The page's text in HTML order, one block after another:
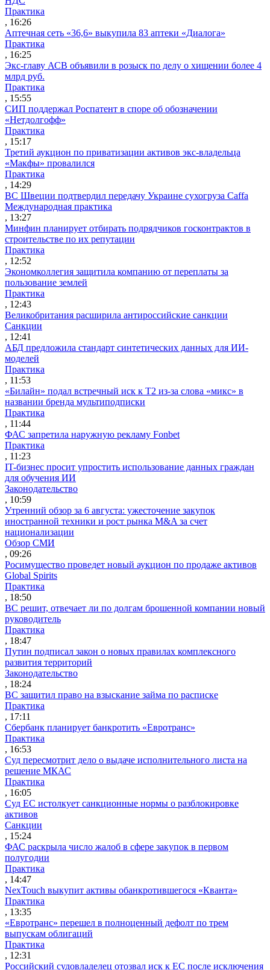
Практика
, 16:26
Аптечная сеть «36,6» выкупила 83 аптеки «Диалога»
Практика
, 16:25
Экс-главу АСВ объявили в розыск по делу о хищении более 4
млрд руб.
Практика
, 15:55
СИП поддержал Роспатент в споре об обозначении
«Нетдолгофф»
Практика
, 15:17
Третий аукцион по приватизации активов экс-владельца
«Макфы» провалился
Практика
, 14:29
ВС Швеции подтвердил передачу Украине сухогруза Caffa
Международная практика
, 13:27
Минфин планирует отбирать подрядчиков госконтрактов в
строительстве по их репутации
Практика
, 12:52
Экономколлегия защитила компанию от переплаты за
пользование землей
Практика
, 12:43
Великобритания расширила антироссийские санкции
Санкции
, 12:41
АБД предложила стандарт синтетических данных для ИИ-
моделей
Практика
, 11:53
«Билайн» подал встречный иск к Т2 из-за слова «микс» в
названии бренда мультиподписки
Практика
, 11:44
ФАС запретила наружную рекламу Fonbet
Практика
, 11:23
IT-бизнес просит упростить использование данных граждан
для обучения ИИ
Законодательство
, 10:59
Утренний обзор за 6 августа: ужесточение закупок
иностранной техники и рост рынка M&A за счет
национализации
Обзор СМИ
, 09:26
Росимущество проведет новый аукцион по продаже активов
Global Spirits
Практика
, 18:50
ВС решит, отвечает ли по долгам брошенной компании новый
руководитель
Практика
, 18:47
Путин подписал закон о новых правилах комплексного
развития территорий
Законодательство
, 18:24
ВС защитил право на взыскание займа по расписке
Практика
, 17:11
Сбербанк планирует банкротить «Евротранс»
Практика
, 16:53
Суд пересмотрит дело о выдаче исполнительного листа на
решение МКАС
Практика
, 16:05
Суд ЕС истолкует санкционные нормы о разблокировке
активов
Санкции
, 15:24
ФАС раскрыла число жалоб в сфере закупок в первом
полугодии
Практика
, 14:47
NexTouch выкупит активы обанкротившегося «Кванта»
Практика
, 13:35
«Евротранс» перешел в полноценный дефолт по трем
выпускам облигаций
Практика
, 12:31
Российский судовладелец отозвал иск к ЕС после исключения